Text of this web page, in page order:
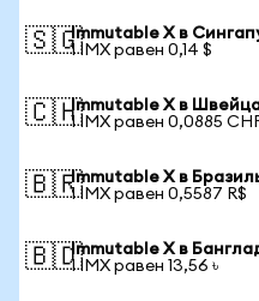
🇸🇬Immutable X в
1 IMX равен 0,14 $
🇨🇭Immutable X в
1 IMX равен 0,0885
🇧🇷Immutable X в
1 IMX равен 0,5587 R$
🇧🇩Immutable X в
1 IMX равен 13,56 ৳